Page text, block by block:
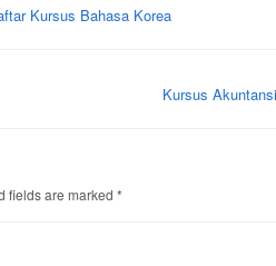
Kursus Bahasa Korea
Kursus
fields are marked *